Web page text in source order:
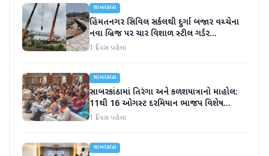
સાબરકાંઠા
હિંમતનગર સિવિલ સર્કલથી દુર્ગા બજાર વચ્ચેના
નવા બ્રિજ પર ચાર વિશાળ સ્ટીલ ગર્ડર
સફળતાપૂર્વક લોન્ચ
1 દિવસ પહેલા
સાબરકાંઠા
સાબરકાંઠામાં તિરંગા અને કળશયાત્રાનો માહોલ:
11થી 16 ઓગસ્ટ દરમિયાન ભાજપ વિશેષ
કાર્યક્રમો યોજશે
1 દિવસ પહેલા
સાબરકાંઠા